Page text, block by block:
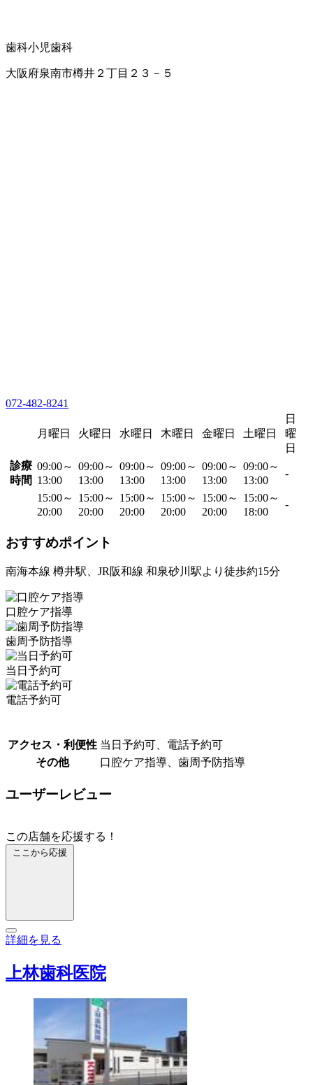
歯科小児歯科
大阪府泉南市樽井２丁目２３－５
072-482-8241
月曜日 火曜日 水曜日 木曜日 金曜日 土曜日
日
曜
日
診療
時間
09:00～
13:00
09:00～
13:00
09:00～
13:00
09:00～
13:00
09:00～
13:00
09:00～
13:00
-
15:00～
20:00
15:00～
20:00
15:00～
20:00
15:00～
20:00
15:00～
20:00
15:00～
18:00
-
おすすめポイント
南海本線 樽井駅、JR阪和線 和泉砂川駅より徒歩約15分
口腔ケア指導
歯周予防指導
当日予約可
電話予約可
アクセス・利便性 当日予約可、電話予約可
その他
口腔ケア指導、歯周予防指導
ユーザーレビュー
この店舗を応援する！
ここから応援
詳細を見る
上林歯科医院